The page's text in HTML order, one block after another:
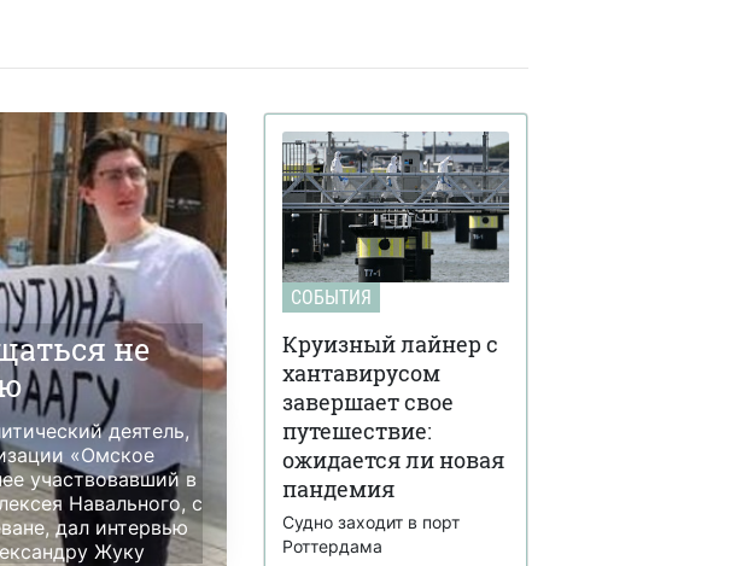
не
деятель,
«Омское
участвовавший в
Навального, с
дал интервью
Жуку
СОБЫТИЯ
Круизный лайнер с
хантавирусом
завершает свое
путешествие:
ожидается ли новая
пандемия
Судно заходит в порт
Роттердама